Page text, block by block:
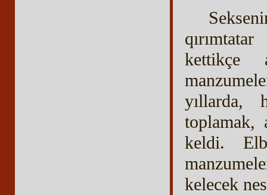
kettikçe
yıllarda,
toplamak,
keldi.
kelecek